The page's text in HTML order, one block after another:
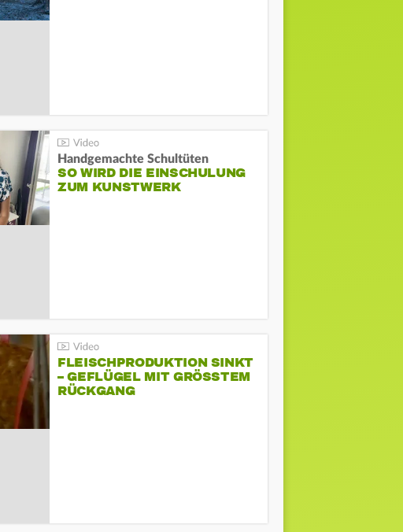
Handgemachte Schultüten
SO WIRD DIE EINSCHULUNG
ZUM KUNSTWERK
FLEISCHPRODUKTION SINKT
– GEFLÜGEL MIT GRÖSSTEM R
ÜCKGANG